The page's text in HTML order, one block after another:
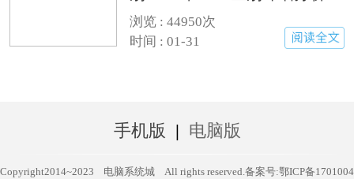
浏览 :44950次
时间 : 01-31
手机版 | 电脑版
Copyright2014~2023 电脑系统城 All rights reserved.备案号:鄂ICP备